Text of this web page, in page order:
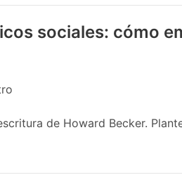
sociales: cómo
de Howard Becker.